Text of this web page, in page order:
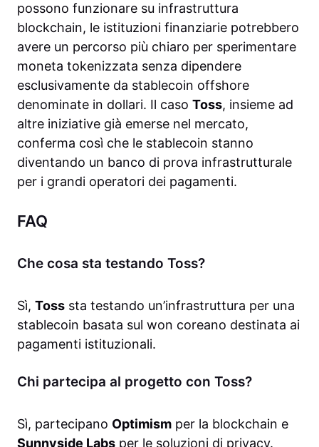
possono funzionare su infrastruttura
blockchain, le istituzioni finanziarie potrebbero
avere un percorso più chiaro per sperimentare
moneta tokenizzata senza dipendere
esclusivamente da stablecoin offshore
denominate in dollari. Il caso Toss, insieme ad
altre iniziative già emerse nel mercato,
conferma così che le stablecoin stanno
diventando un banco di prova infrastrutturale
per i grandi operatori dei pagamenti.
FAQ
Che cosa sta testando Toss?
Sì, Toss sta testando un’infrastruttura per una
stablecoin basata sul won coreano destinata ai
pagamenti istituzionali.
Chi partecipa al progetto con Toss?
Sì, partecipano Optimism per la blockchain e
Sunnyside Labs per le soluzioni di privacy.